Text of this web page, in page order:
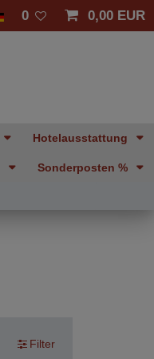
0 0,00 EUR
Hotelausstattung
Sonderposten %
Filter